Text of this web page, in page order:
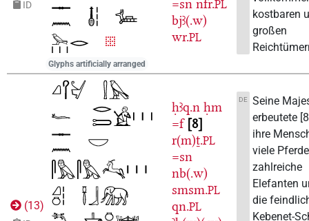
ID
Glyphs artificially arranged
=sn nfr.PL
bjꜣ(.w)
wr.PL
kostbaren
großen
(13)
ḥꜣq.n ḥm
=f 8
r(m)ṯ.PL
=sn
nb(.w)
smsm.PL
qn.PL
DE Seine
erbeutete
ihre
viele
zahlreiche
Elefanten
die
Kebenet-